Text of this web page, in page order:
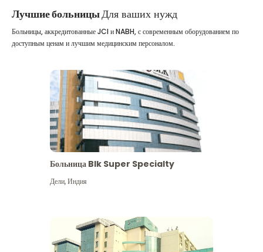
Лучшие больницыДля ваших нужд
Больницы, аккредитованные JCI и NABH, с современным оборудованием по
доступным ценам и лучшим медицинским персоналом.
Больница Blk Super Specialty
Дели,Индия